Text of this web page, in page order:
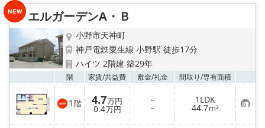
り
エルガーデンA・Ｂ
小野市天神町
神戸電鉄粟生線 小野駅 徒歩17分
ハイツ 2階建 築29年
階 家賃/共益費 敷金/礼金 間取り/専有面積
1 階 4.7万円
0.4万円
－
－
1LDK
44.7m² お
気
に